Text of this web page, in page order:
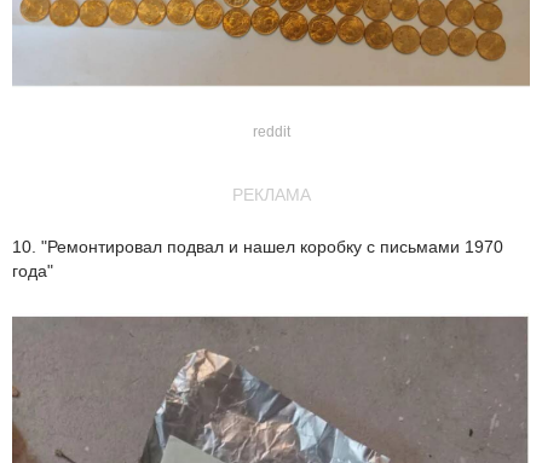
reddit
РЕКЛАМА
10. "Ремонтировал подвал и нашел коробку с письмами 1970
года"